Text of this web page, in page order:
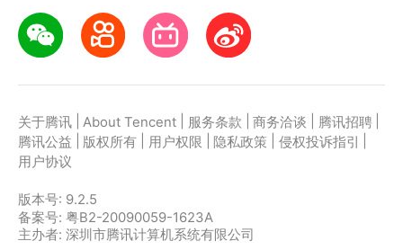
关于腾讯 About Tencent 服务条款 商务洽谈 腾讯招聘
腾讯公益
版权所有 用户权限 隐私政策 侵权投诉指引
用户协议
版本号: 9.2.5
备案号: 粤B2-20090059-1623A
主办者: 深圳市腾讯计算机系统有限公司